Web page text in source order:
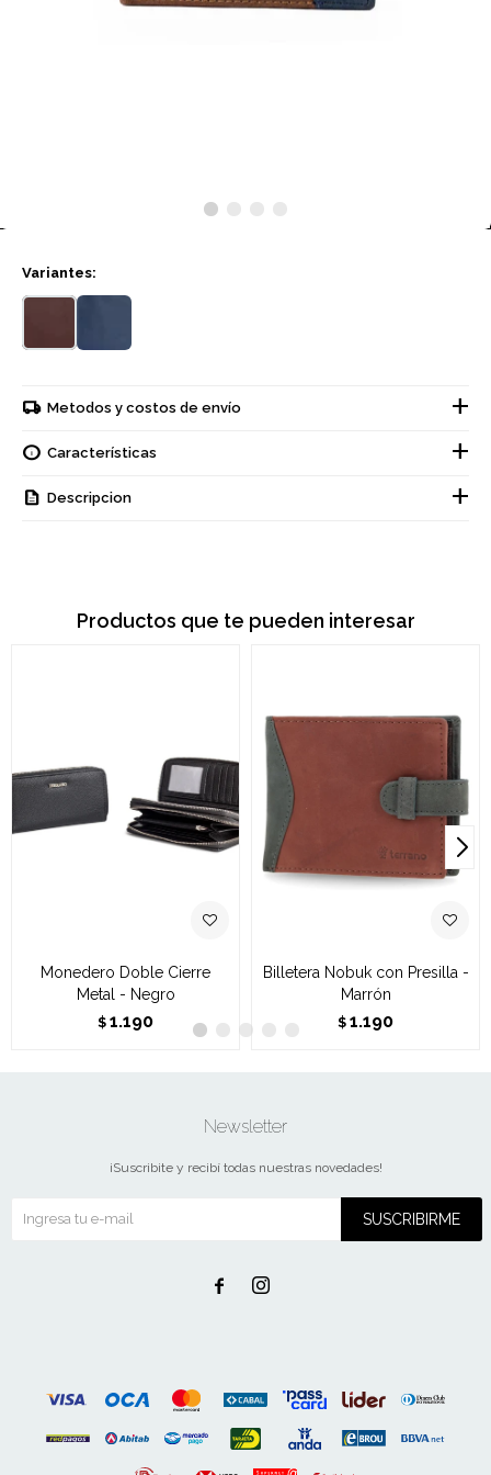
Variantes:
Metodos y costos de envío
Características
Descripcion
Productos que te pueden interesar
Monedero Doble Cierre
Metal - Negro
$ 1.190
Billetera Nobuk con Presilla -
Marrón
$ 1.190
Newsletter
¡Suscribite y recibí todas nuestras novedades!
SUSCRIBIRME
 